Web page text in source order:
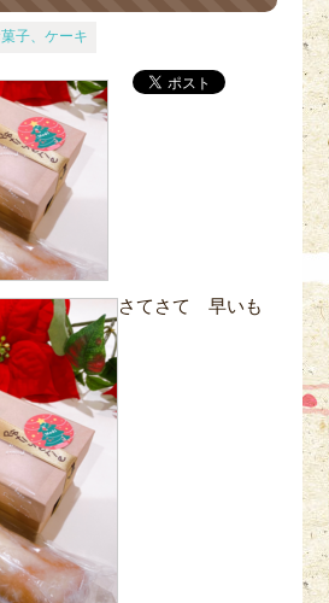
子、ケーキ
さてさて 早いも